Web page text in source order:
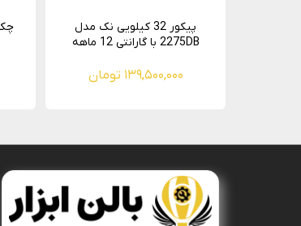
پیکور 32 کیلویی نک مدل
2275DB با گارانتی 12 ماهه
۱۳۹,۵۰۰,۰۰۰ تومان